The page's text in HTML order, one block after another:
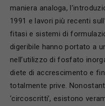
maniera analoga,
1991 e lavori più recenti
fitasi e sistemi di
digeribile hanno portato a
nell’utilizzo di fosfato
diete di accrescimento e
totalmente prive.
‘circoscritti’, esistono